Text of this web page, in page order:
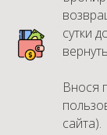
сутки
Внося
сайта).